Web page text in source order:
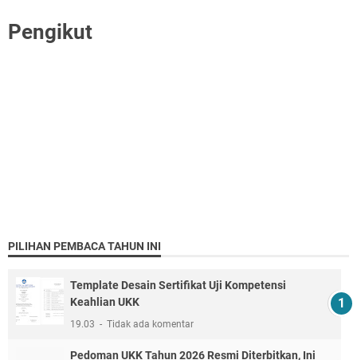
Pengikut
PILIHAN PEMBACA TAHUN INI
Template Desain Sertifikat Uji Kompetensi
Keahlian UKK
19.03 Tidak ada komentar
Pedoman UKK Tahun 2026 Resmi Diterbitkan, Ini